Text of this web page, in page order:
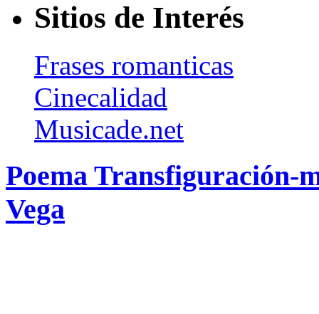
Sitios de Interés
Frases romanticas
Cinecalidad
Musicade.net
Poema Transfiguración-
Vega